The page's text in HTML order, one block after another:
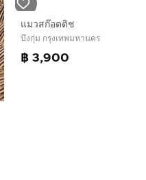
แมวสก๊อตติช
บึงกุ่ม กรุงเทพมหานคร
฿ 3,900